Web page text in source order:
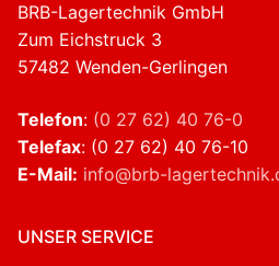
BRB-Lagertechnik GmbH
Zum Eichstruck 3
57482 Wenden-Gerlingen
Telefon: (0 27 62) 40 76-0
Telefax: (0 27 62) 40 76-10
E-Mail: info@brb-
UNSER SERVICE